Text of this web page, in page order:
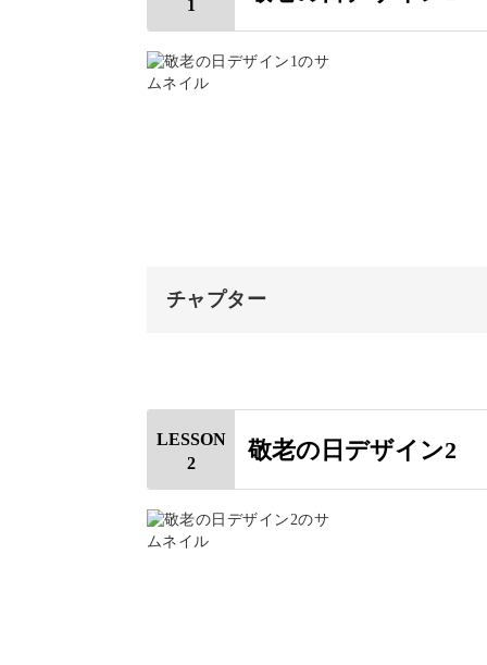
今回練習していくほっこりするよう
ゃん、普段お世話になっている方に喜
カードを素敵に仕上げるためのコツ
使う色を変えたり、描くモチーフの
1
チャプター
はじめに
使用材料・道具
パレットに色を出す
LESSON
2
敬老の日デザイン2